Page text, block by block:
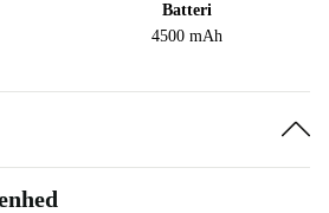
Batteri
4500 mAh